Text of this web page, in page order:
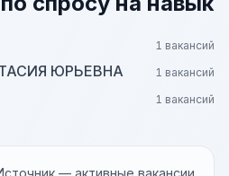
1 вакансий
ЮРЬЕВНА 1 вакансий
1 вакансий
— активные вакансии